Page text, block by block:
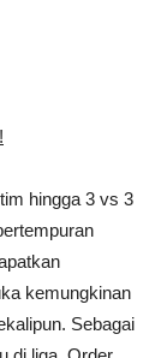
hingga 3 vs 3
kemungkinan
Sebagai